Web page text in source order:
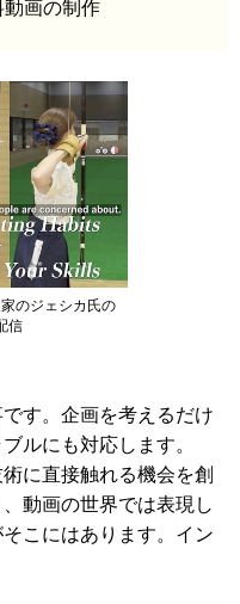
画の制作
のジェシカ氏の
信
す。企画を考えるだけ
ルにも対応します。
に直接触れる機会を創
動画の世界では表現し
こにはあります。イン